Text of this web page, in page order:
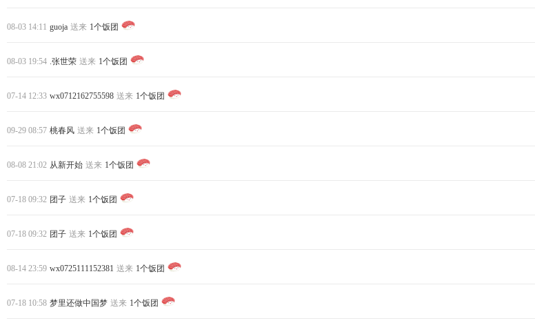
08-03 14:11 guoja 送来 1个饭团
08-03 19:54 .张世荣 送来 1个饭团
07-14 12:33 wx0712162755598 送来 1个饭团
09-29 08:57 桃春风 送来 1个饭团
08-08 21:02 从新开始 送来 1个饭团
07-18 09:32 团子 送来 1个饭团
07-18 09:32 团子 送来 1个饭团
08-14 23:59 wx0725111152381 送来 1个饭团
07-18 10:58 梦里还做中国梦 送来 1个饭团